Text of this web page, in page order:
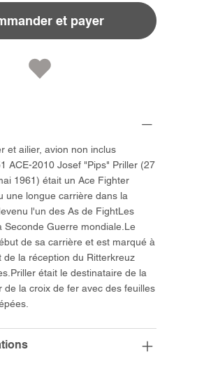
et payer
et ailier, avion non inclus
ACE-2010 Josef "Pips" Priller (27
1961) était un Ace Fighter
une longue carrière dans la
l'un des As de FightLes
Seconde Guerre mondiale.Le
de sa carrière et est marqué à
la réception du Ritterkreuz
était le destinataire de la
de la croix de fer avec des feuilles